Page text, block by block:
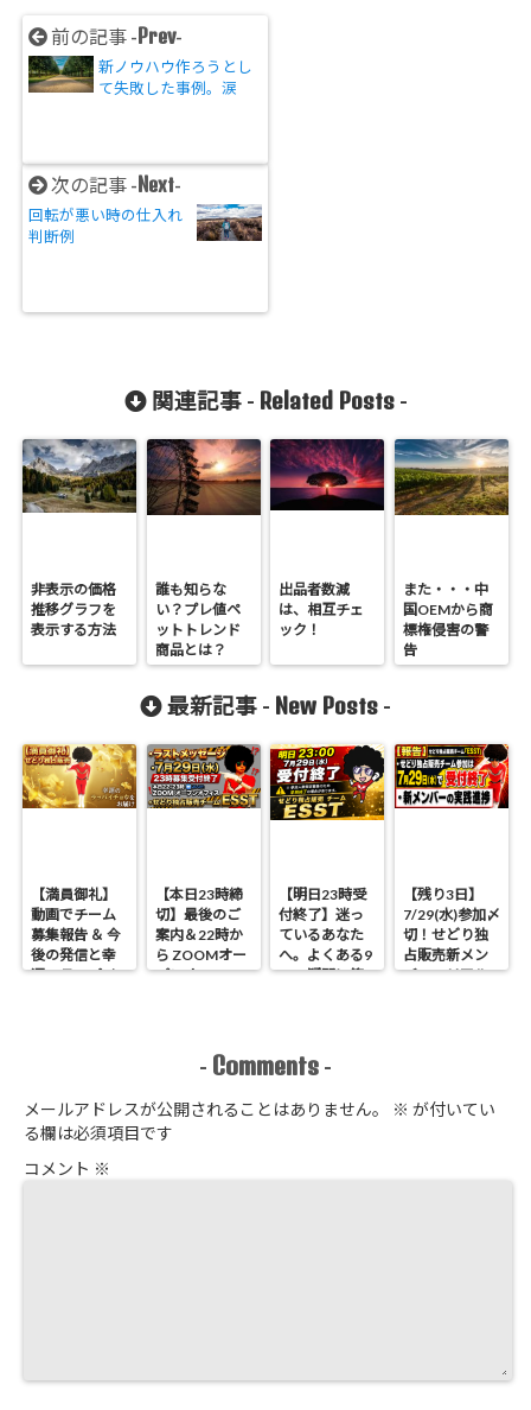
前の記事 - Prev-
新ノウハウ作ろうとし
て失敗した事例。涙
次の記事 - Next-
回転が悪い時の仕入れ
判断例
関連記事 - Related Posts-
非表示の価格
推移グラフを
表示する方法
誰も知らな
い？プレ値ペ
ットトレンド
商品とは？
出品者数減
は、相互チェ
ック！
また・・・中
国OEMから商
標権侵害の警
告
最新記事 - New Posts -
【満員御礼】
動画でチーム
募集報告 ＆ 今
後の発信と幸
運のラッパイ
【本日23時締
切】最後のご
案内＆22時か
ら ZOOMオー
プンオフィス
【明日23時受
付終了】迷っ
ているあなた
へ。よくある9
つの疑問に答
【残り3日】
7/29(水)参加〆
切！せどり独
占販売新メン
バーのリアル
- Comments -
メールアドレスが公開されることはありません。 ※ が付いてい
る欄は必須項目です
コメント ※